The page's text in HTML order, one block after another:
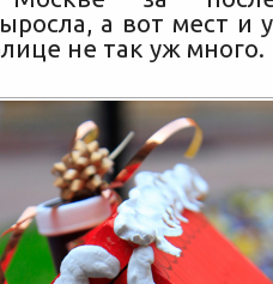
а вот мест и
не так уж много.